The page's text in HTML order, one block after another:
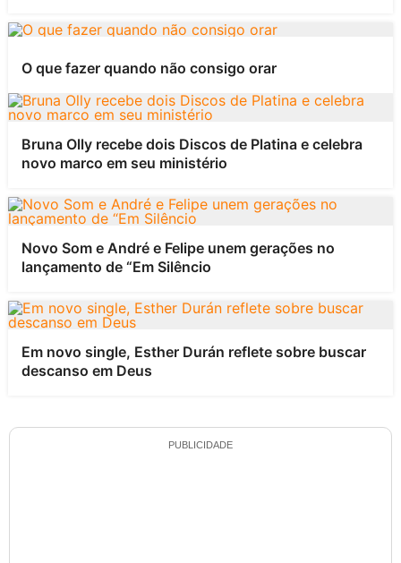
O que fazer quando não consigo orar
Bruna Olly recebe dois Discos de Platina e celebra
novo marco em seu ministério
Novo Som e André e Felipe unem gerações no
lançamento de “Em Silêncio
Em novo single, Esther Durán reflete sobre buscar
descanso em Deus
PUBLICIDADE